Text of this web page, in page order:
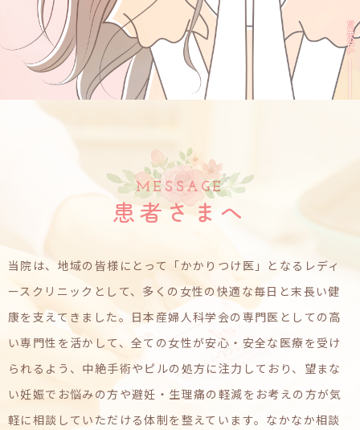
SCROLL
MESSAGE
患者さまへ
当院は、地域の皆様にとって「かかりつけ医」となるレディ
ースクリニックとして、 多くの女性の快適な毎日と末長い健
康を支えてきました。 日本産婦人科学会の専門医としての高
い専門性を活かして、全ての女性が安心・安全な医療を受け
られるよう、中絶手術やピルの処方に注力しており、望まな
い妊娠でお悩みの方や避妊・生理痛の軽減をお考えの方が気
軽に相談していただける体制を整えています。 なかなか相談